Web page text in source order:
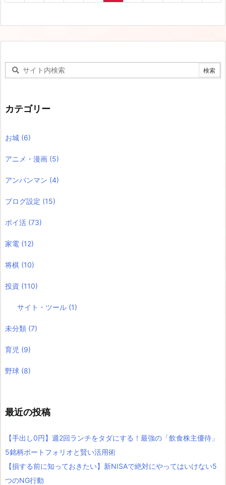
カテゴリー
お城 (6)
アニメ・漫画 (5)
アンパンマン (4)
ブログ設定 (15)
ポイ活 (73)
家電 (12)
将棋 (10)
投資 (110)
サイト・ツール (1)
未分類 (7)
育児 (9)
野球 (8)
最近の投稿
【手出し0円】週2回ランチをタダにする！最強の「飲食株主優待」
5銘柄ポートフォリオと賢い活用術
【損する前に知っておきたい】新NISAで絶対にやってはいけない5
つのNG行動